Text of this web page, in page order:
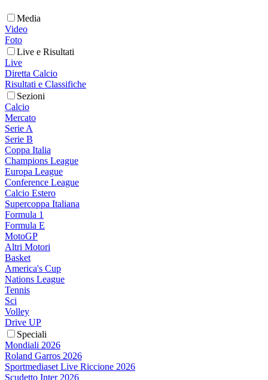
Media
Video
Foto
Live e Risultati
Live
Diretta Calcio
Risultati e Classifiche
Sezioni
Calcio
Mercato
Serie A
Serie B
Coppa Italia
Champions League
Europa League
Conference League
Calcio Estero
Supercoppa Italiana
Formula 1
Formula E
MotoGP
Altri Motori
Basket
America's Cup
Nations League
Tennis
Sci
Volley
Drive UP
Speciali
Mondiali 2026
Roland Garros 2026
Sportmediaset Live Riccione 2026
Scudetto Inter 2026